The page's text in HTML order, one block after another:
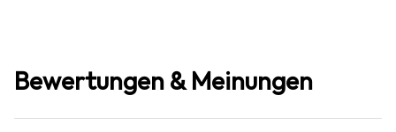
Bewertungen & Meinungen